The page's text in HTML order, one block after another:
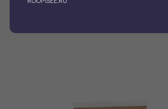
Фото производителя